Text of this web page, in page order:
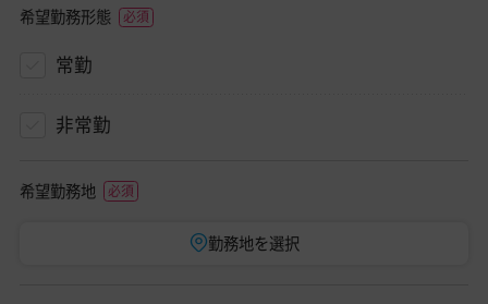
希望勤務形態
常勤
非常勤
希望勤務地
勤務地を選択